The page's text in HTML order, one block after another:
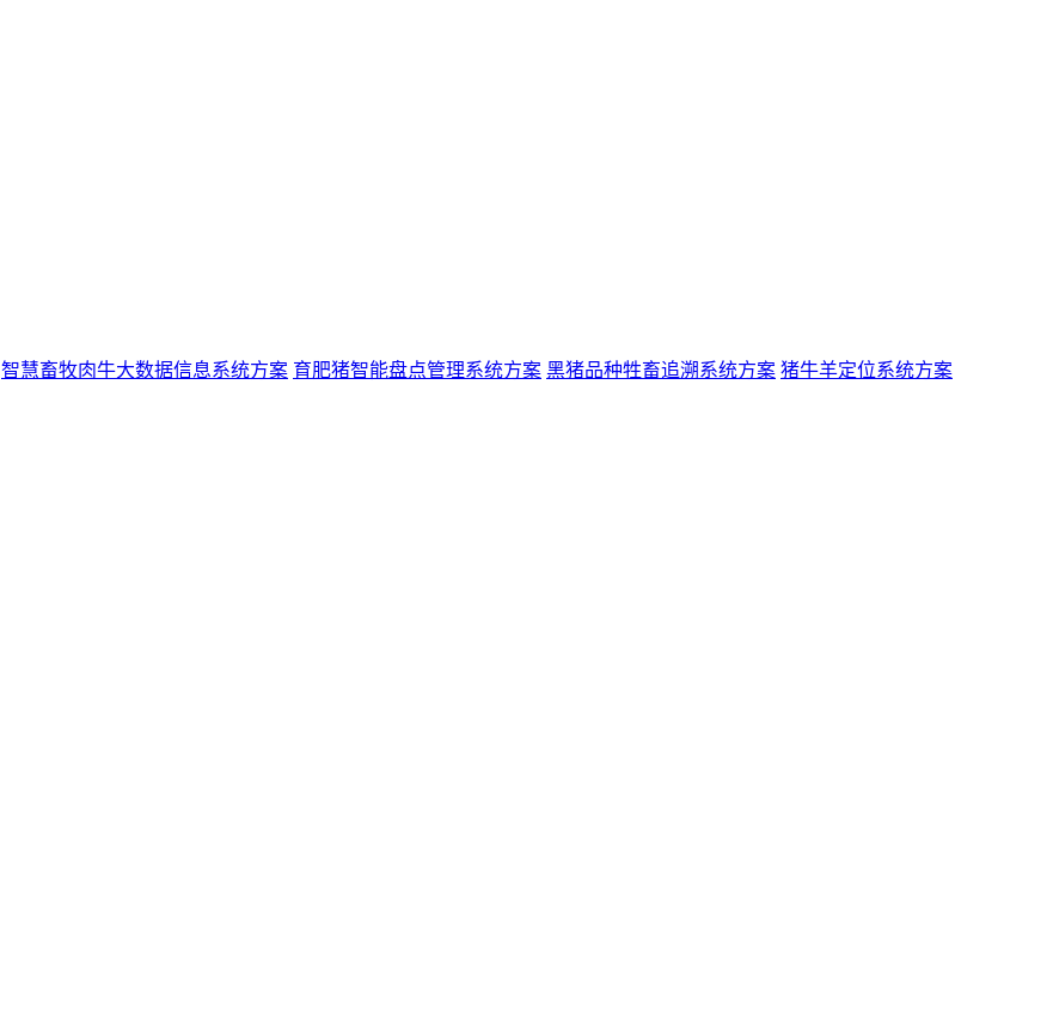
智慧畜牧肉牛大数据信息系统方案 育肥猪智能盘点管理系统方案 黑猪品种牲畜追溯系统方案 猪牛羊定位系统方案